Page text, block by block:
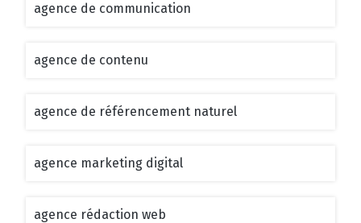
agence de communication
agence de contenu
agence de référencement naturel
agence marketing digital
agence rédaction web